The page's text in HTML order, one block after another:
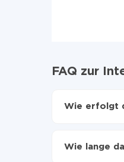
FAQ zur
Wie erfolgt
Wie lange